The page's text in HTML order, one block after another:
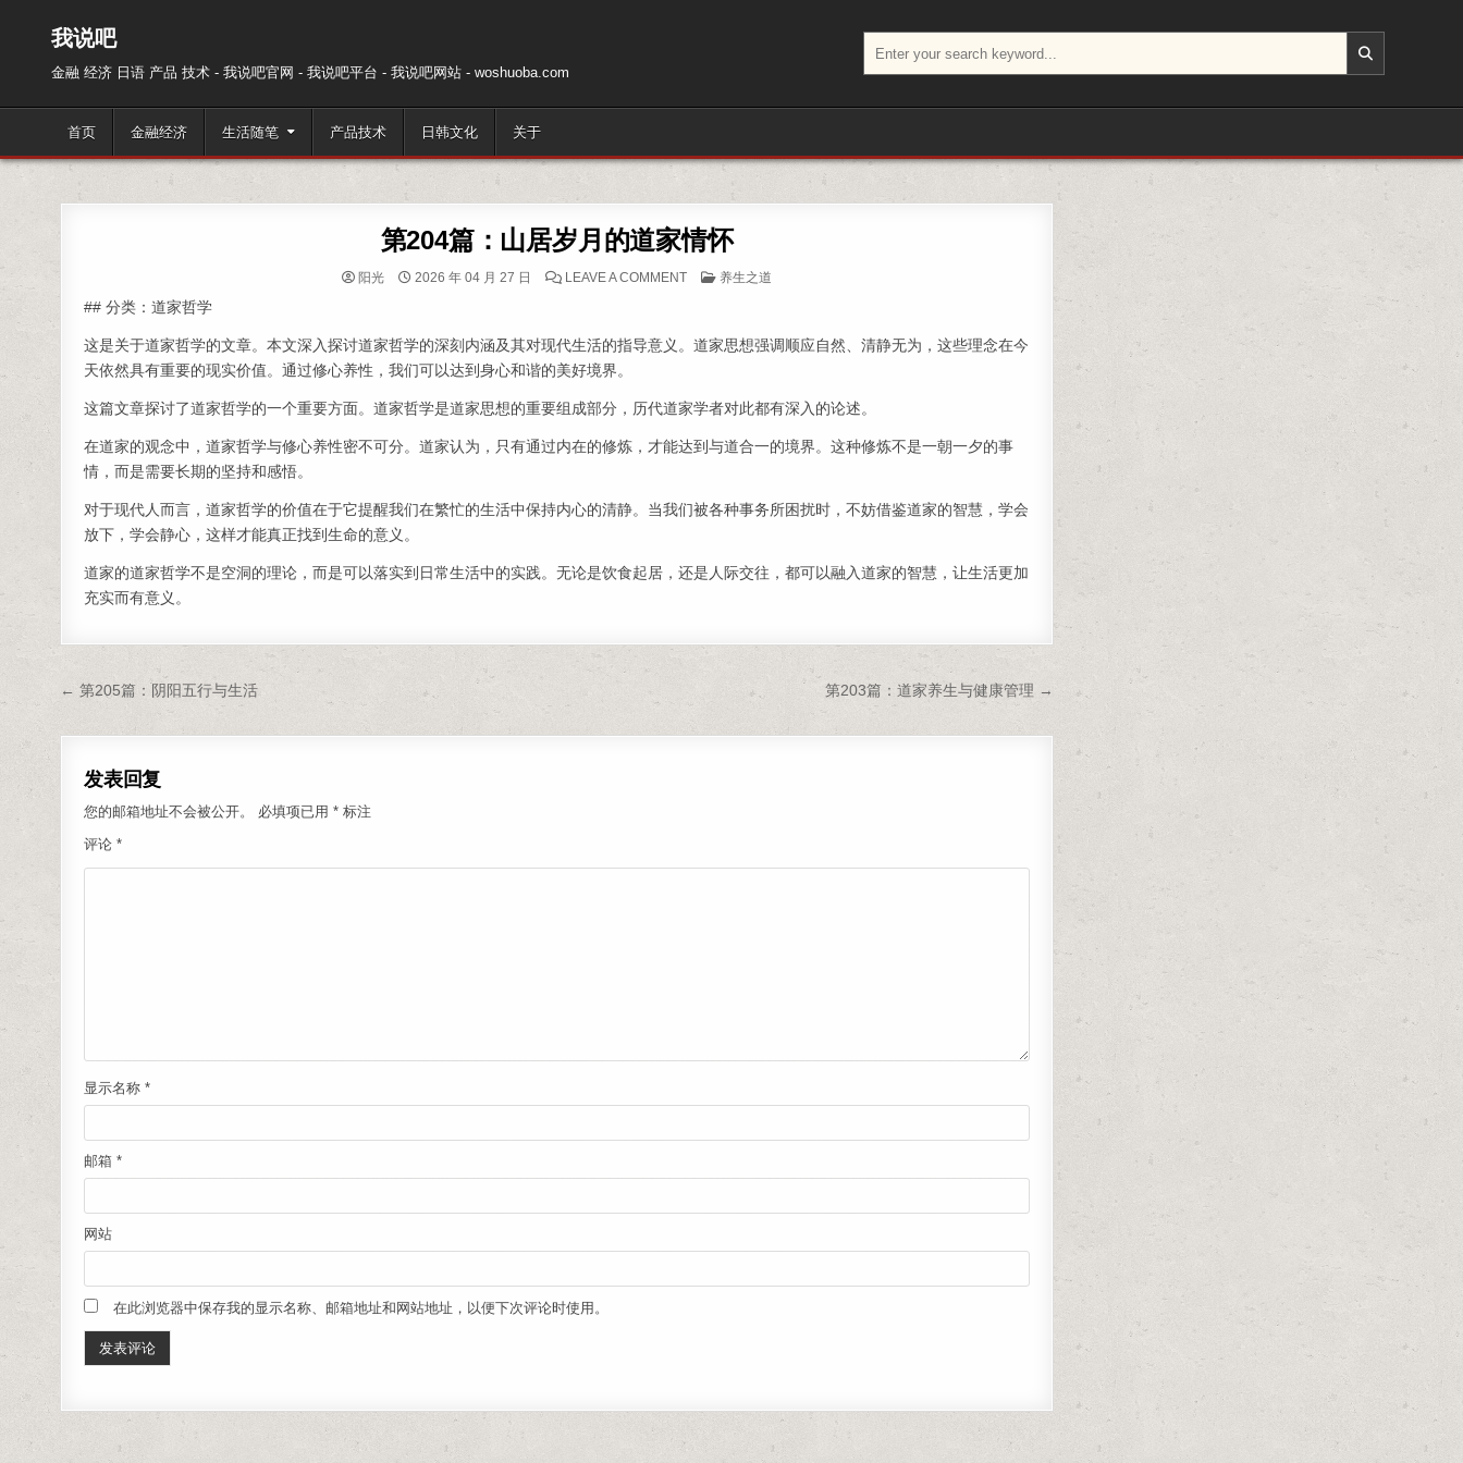
我说吧
金融 经济 日语 产品 技术 - 我说吧官网 - 我说吧平台 - 我说吧网站 - woshuoba.com
首页 金融经济 生活随笔 产品技术 日韩文化 关于
第204篇：山居岁月的道家情怀
阳光 2026 年 04 月 27 日 LEAVE A COMMENTON 第204篇：山居岁月的道家情怀
POSTED IN
养生之道
## 分类：道家哲学
这是关于道家哲学的文章。本文深入探讨道家哲学的深刻内涵及其对现代生活的指导意义。道家思想强调顺应自然、清静无为，这些理念在今
天依然具有重要的现实价值。通过修心养性，我们可以达到身心和谐的美好境界。
这篇文章探讨了道家哲学的一个重要方面。道家哲学是道家思想的重要组成部分，历代道家学者对此都有深入的论述。
在道家的观念中，道家哲学与修心养性密不可分。道家认为，只有通过内在的修炼，才能达到与道合一的境界。这种修炼不是一朝一夕的事
情，而是需要长期的坚持和感悟。
对于现代人而言，道家哲学的价值在于它提醒我们在繁忙的生活中保持内心的清静。当我们被各种事务所困扰时，不妨借鉴道家的智慧，学会
放下，学会静心，这样才能真正找到生命的意义。
道家的道家哲学不是空洞的理论，而是可以落实到日常生活中的实践。无论是饮食起居，还是人际交往，都可以融入道家的智慧，让生活更加
充实而有意义。
文章导航 第203篇：道家养生与健康管理 →
← 第205篇：阴阳五行与生活
发表回复
您的邮箱地址不会被公开。 必填项已用* 标注
评论*
显示名称*
邮箱*
网站
在此浏览器中保存我的显示名称、邮箱地址和网站地址，以便下次评论时使用。